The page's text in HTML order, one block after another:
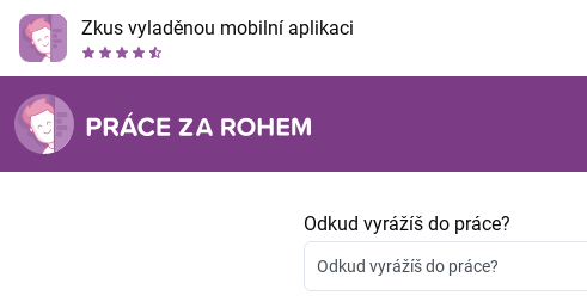
Zkus vyladěnou mobilní aplikaci
Odkud vyrážíš do práce?
Odkud vyrážíš do práce?